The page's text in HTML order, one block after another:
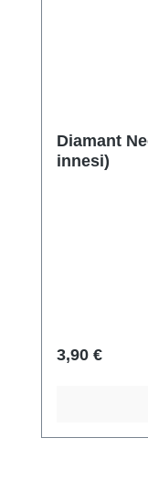
Diamant
innesi)
Regulärer
3,90 €